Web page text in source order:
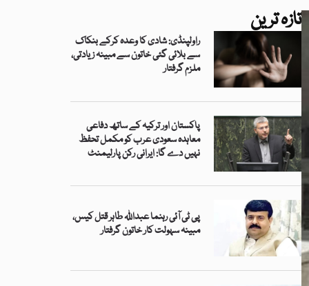
تازہ ترین
راولپنڈی: شادی کا وعدہ کرکے بنکاک
سے بلائی گئی خاتون سے مبینہ زیادتی،
ملزم گرفتار
پاکستان اور ترکیہ کے ساتھ دفاعی
معاہدہ سعودی عرب کو مکمل تحفظ
نہیں دے گا: ایرانی رکن پارلیمنٹ
پی ٹی آئی رہنما عبداللہ طاہر قتل کیس،
مبینہ سہولت کار خاتون گرفتار